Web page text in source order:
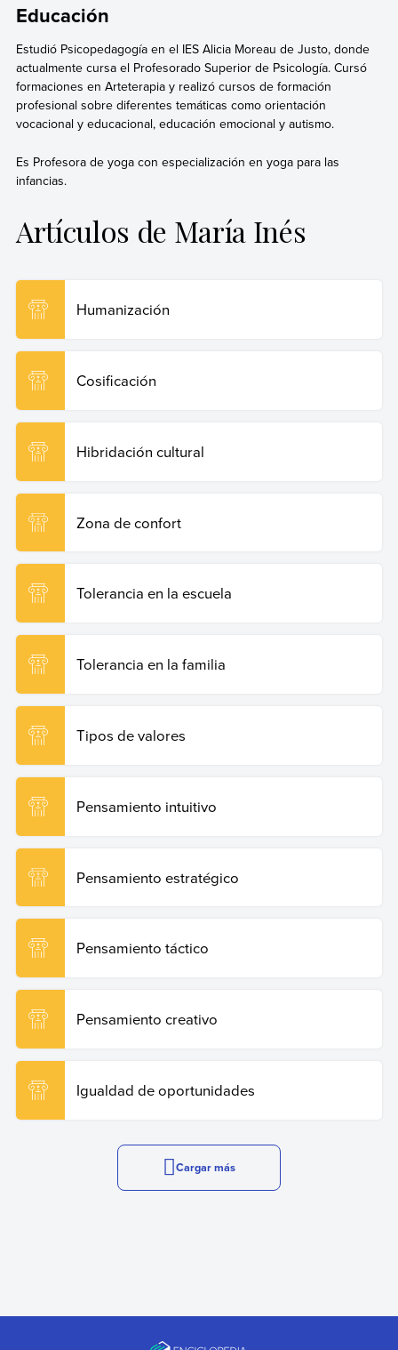
Educación
Estudió Psicopedagogía en el IES Alicia Moreau de Justo, donde
actualmente cursa el Profesorado Superior de Psicología. Cursó
formaciones en Arteterapia y realizó cursos de formación
profesional sobre diferentes temáticas como orientación
vocacional y educacional, educación emocional y autismo.
Es Profesora de yoga con especialización en yoga para las
infancias.
Artículos de María Inés
Humanización
Cosificación
Hibridación cultural
Zona de confort
Tolerancia en la escuela
Tolerancia en la familia
Tipos de valores
Pensamiento intuitivo
Pensamiento estratégico
Pensamiento táctico
Pensamiento creativo
Igualdad de oportunidades
Cargar más